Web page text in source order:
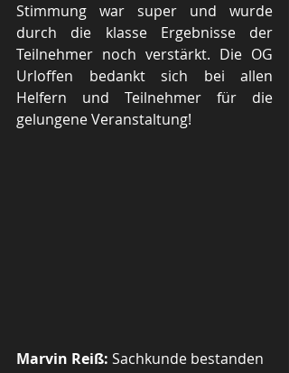
Stimmung war super und wurde
durch die klasse Ergebnisse der
Teilnehmer noch verstärkt. Die OG
Urloffen bedankt sich bei allen
Helfern und Teilnehmer für die
gelungene Veranstaltung!
Marvin Reiß: Sachkunde bestanden